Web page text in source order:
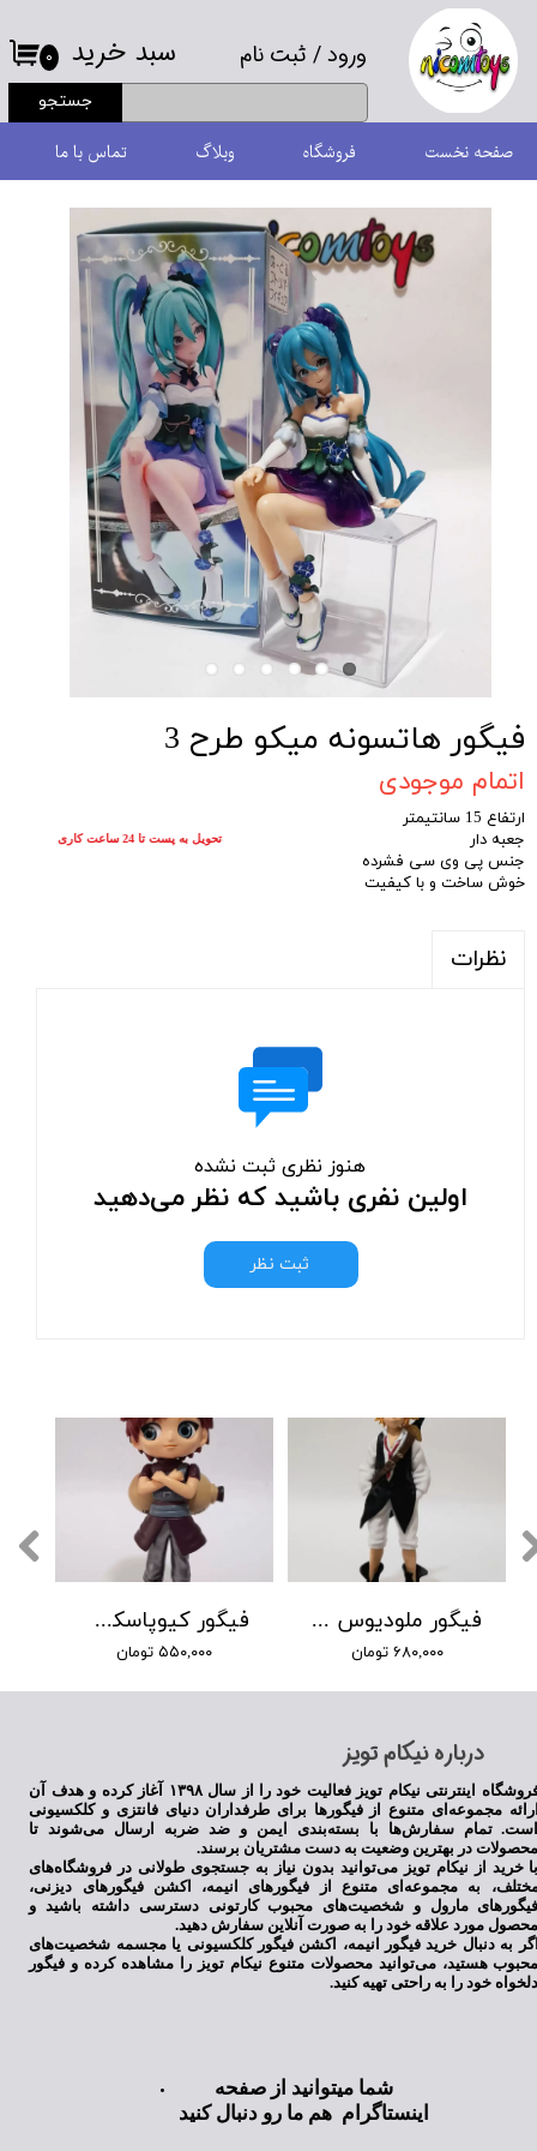
ورود/ ثبت نام
حساب کاربری من
تغییر گذر واژه
سفارشات
خروج از حساب کاربری
جستجو
۰ سبد خرید
صفحه نخست فروشگاه وبلاگ تماس با ما
فیگور هاتسونه میکو طرح 3
اتمام موجودی
ارتفاع 15 سانتیمتر
جعبه دار
جنس پی وی سی فشرده
خوش ساخت و با کیفیت
نظرات
هنوز نظری ثبت نشده
اولین نفری باشید که نظر می‌دهید
ثبت نظر
فیگور کیوپاسکت گارا انیمه ناروتو
۵۵۰,۰۰۰ تومان
فیگور ملودیوس انیمه هفت گناه کبیره
۶۸۰,۰۰۰ تومان
تحویل به پست تا 24 ساعت کاری
​درباره نیکام تویز
فروشگاه اینترنتی نیکام تویز فعالیت خود را از سال ۱۳۹۸ آغاز کرده و هدف آن
مجموعه‌ای متنوع از فیگورها برای طرفداران دنیای فانتزی و کلکسیونی
تمام سفارش‌ها با بسته‌بندی ایمن و ضد ضربه ارسال می‌شوند تا
در بهترین وضعیت به دست مشتریان برسند.
خرید از نیکام تویز می‌توانید بدون نیاز به جستجوی طولانی در فروشگاه‌های
به مجموعه‌ای متنوع از فیگورهای انیمه، اکشن فیگورهای دیزنی،
مارول و شخصیت‌های محبوب کارتونی دسترسی داشته باشید و
مورد علاقه خود را به صورت آنلاین سفارش دهید.
به دنبال خرید فیگور انیمه، اکشن فیگور کلکسیونی یا مجسمه شخصیت‌های
هستید، می‌توانید محصولات متنوع نیکام تویز را مشاهده کرده و فیگور
خود را به راحتی تهیه کنید.
شما میتوانید از صفحه
اینستاگرام هم ما رو دنبال کنید